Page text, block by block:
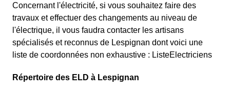
Concernant l'électricité, si vous souhaitez faire des
travaux et effectuer des changements au niveau de
l'électrique, il vous faudra contacter les artisans
spécialisés et reconnus de Lespignan dont voici une
liste de coordonnées non exhaustive : ListeElectriciens
Répertoire des ELD à Lespignan